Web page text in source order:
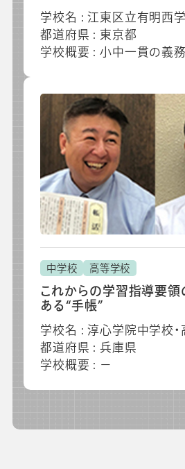
学校名 : 江東区立有明西
都道府県 : 東京都
学校概要 : 小中一貫の義
中学校 高等学校
これからの学習指導要領
ある“手帳”
学校名 : 淳心学院中学校
都道府県 : 兵庫県
学校概要 : －